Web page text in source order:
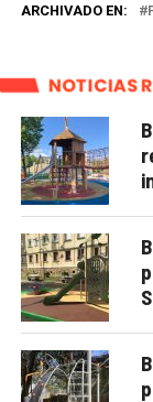
ARCHIVADO EN:
NOTICIAS